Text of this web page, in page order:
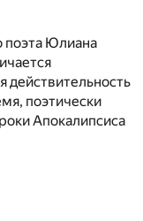
поэта Юлиана
действительность
поэтически
Апокалипсиса